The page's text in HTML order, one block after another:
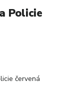
Policie